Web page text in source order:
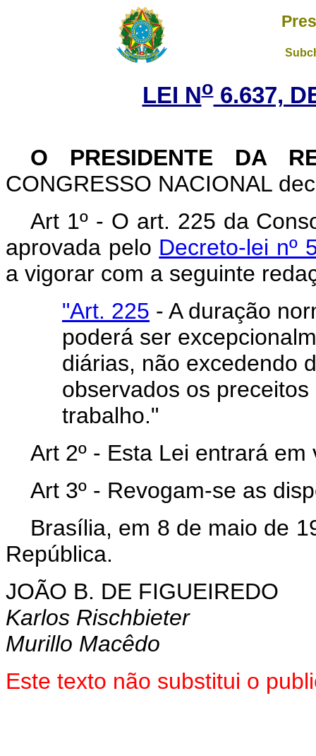
LEI No6.637,
O PRESIDENTE DA
CONGRESSO NACIONAL
Art 1º - O art. 225 da
aprovada pelo Decreto-lei nº
a vigorar com a seguinte
"Art. 225 - A duração
poderá ser
diárias, não excedendo
observados os
trabalho."
Art 2º - Esta Lei entrará
Art 3º - Revogam-se as
Brasília, em 8 de maio de
República.
JOÃO B. DE FIGUEIREDO
Karlos Rischbieter
Murillo Macêdo
Este texto não substitui o